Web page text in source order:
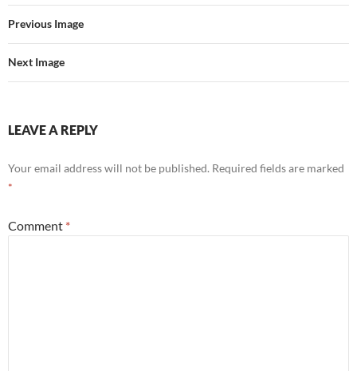
Previous Image
Next Image
LEAVE A REPLY
Your email address will not be published. Required fields are marked
*
Comment *